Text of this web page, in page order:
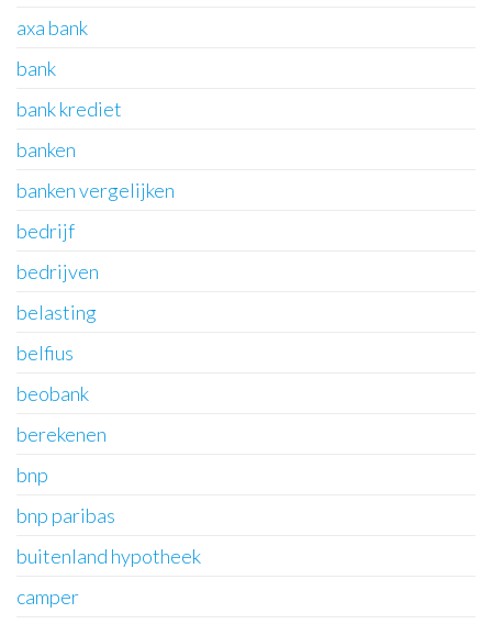
axa bank
bank
bank krediet
banken
banken vergelijken
bedrijf
bedrijven
belasting
belfius
beobank
berekenen
bnp
bnp paribas
buitenland hypotheek
camper